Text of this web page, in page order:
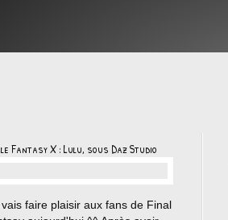
Fantasy X : Lulu, sous Daz Studio
faire plaisir aux fans de Final